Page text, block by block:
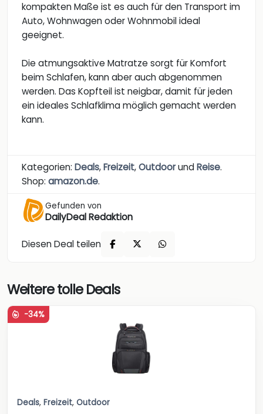
kompakten Maße ist es auch für den Transport im
Auto, Wohnwagen oder Wohnmobil ideal
geeignet.
Die atmungsaktive Matratze sorgt für Komfort
beim Schlafen, kann aber auch abgenommen
werden. Das Kopfteil ist neigbar, damit für jeden
ein ideales Schlafklima möglich gemacht werden
kann.
Kategorien: Deals,Freizeit,OutdoorundReise.
Shop: amazon.de.
Gefunden von
DailyDeal Redaktion
Diesen Deal teilen
Weitere tolle Deals
-34%
Deals, Freizeit, Outdoor